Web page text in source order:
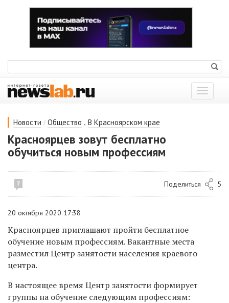
Показать
меню
Новости / Общество , В Красноярском крае
Красноярцев зовут бесплатно
обучиться новым профессиям
7 Поделиться 5
20 октября 2020 17:38
Красноярцев приглашают пройти бесплатное
обучение новым профессиям. Вакантные места
разместил Центр занятости населения краевого
центра.
В настоящее время Центр занятости формирует
группы на обучение следующим профессиям: